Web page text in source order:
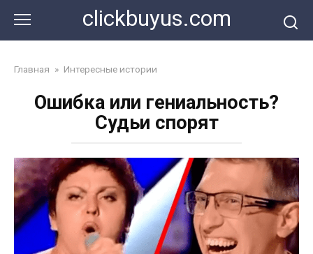
контенту
clickbuyus.com
Главная » Интересные истории
Ошибка или гениальность?
Судьи спорят